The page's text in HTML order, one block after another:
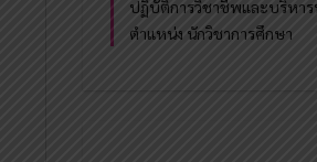
ปฏิบัติการวิชาชีพและบริหาร
ตำแหน่ง นักวิชาการศึกษา